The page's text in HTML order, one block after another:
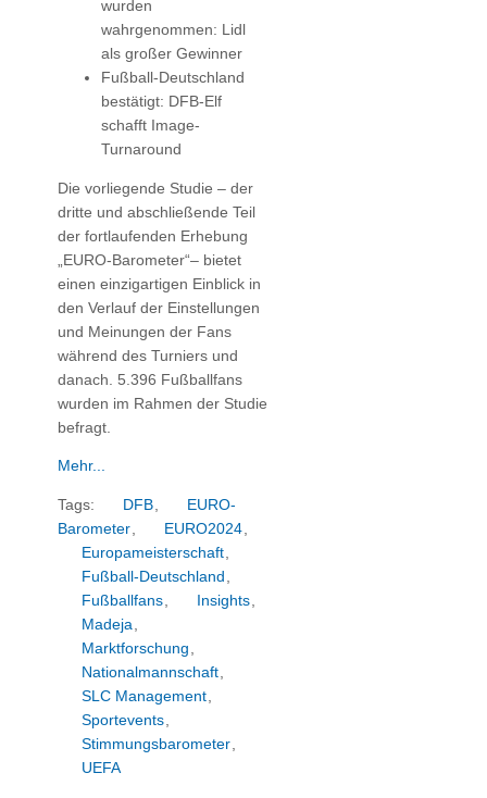
wurden
wahrgenommen: Lidl
als großer Gewinner
Fußball-Deutschland
bestätigt: DFB-Elf
schafft Image-
Turnaround
Die vorliegende Studie – der
dritte und abschließende Teil
der fortlaufenden Erhebung
„EURO-Barometer“– bietet
einen einzigartigen Einblick in
den Verlauf der Einstellungen
und Meinungen der Fans
während des Turniers und
danach. 5.396 Fußballfans
wurden im Rahmen der Studie
befragt.
Mehr...
Tags: DFB,
EURO-
Barometer, EURO2024,
Europameisterschaft,
Fußball-Deutschland ,
Fußballfans, Insights,
Madeja,
Marktforschung ,
Nationalmannschaft,
SLC Management,
Sportevents,
Stimmungsbarometer,
UEFA